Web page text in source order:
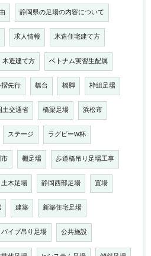
静岡県の足場の内容について
求人情報 木造住宅建て方
木造建て方 ベトナム実習生配属
先行 橋台 橋脚 枠組足場
土交通省 橋梁足場 浜松市
ステージ ラグビーW杯
棚足場 歩道橋吊り足場工事
土木足場 静岡西部足場 置場
建築 新築住宅足場
パイプ吊り足場 公共施設